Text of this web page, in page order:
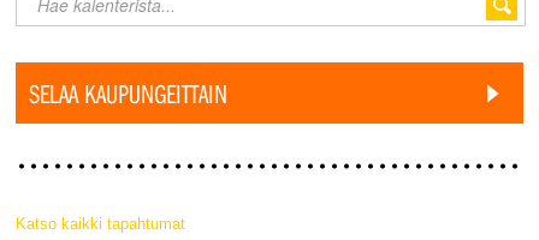
SELAA KAUPUNGEITTAIN
Katso kaikki tapahtumat